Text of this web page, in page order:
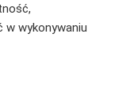
wykonywaniu